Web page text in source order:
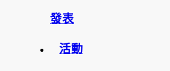
發表
活動